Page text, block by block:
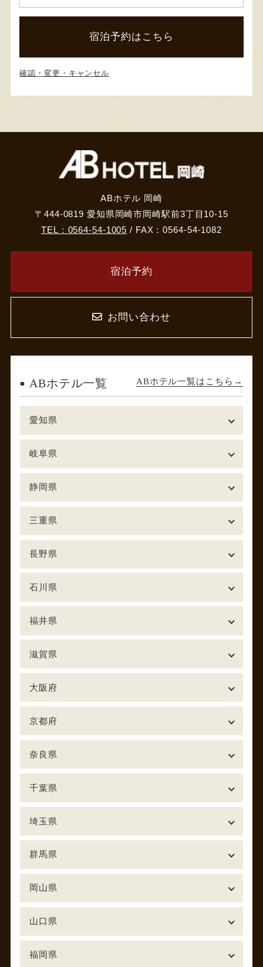
宿泊予約はこちら
確認・変更・キャンセル
ABホテル 岡崎
〒444-0819 愛知県岡崎市岡崎駅前3丁目10-15
TEL：0564-54-1005 / FAX：0564-54-1082
宿泊予約
お問い合わせ
ABホテル一覧 ABホテル一覧はこちら
愛知県
岐阜県
静岡県
三重県
長野県
石川県
福井県
滋賀県
大阪府
京都府
奈良県
千葉県
埼玉県
群馬県
岡山県
山口県
福岡県